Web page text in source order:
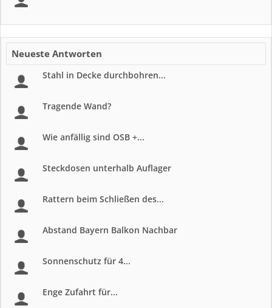
Neueste Antworten
Stahl in Decke durchbohren...
Tragende Wand?
Wie anfällig sind OSB +...
Steckdosen unterhalb Auflager
Rattern beim Schließen des...
Abstand Bayern Balkon Nachbar
Sonnenschutz für 4...
Enge Zufahrt für...